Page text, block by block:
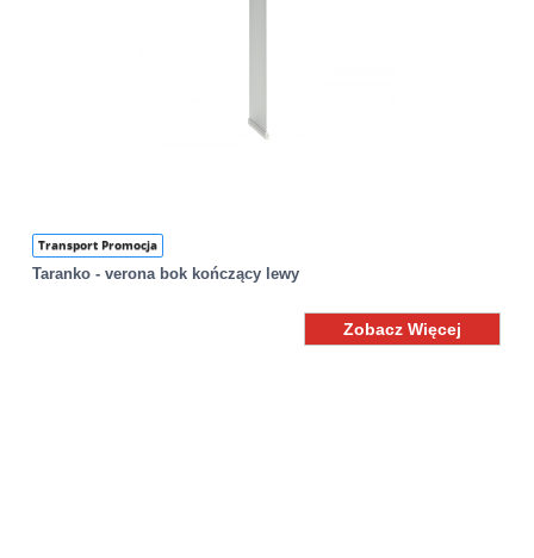
Transport Promocja
Taranko - verona bok kończący lewy
Zobacz Więcej